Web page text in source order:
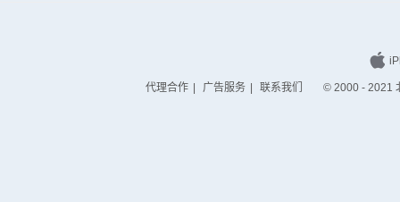
代理合作 广告服务 联系我们 © 2000 - 2021 北